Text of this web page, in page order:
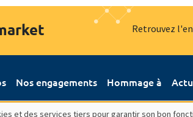
Retrouvez
Nos engagements Hommage à
et des services tiers pour garantir son bon